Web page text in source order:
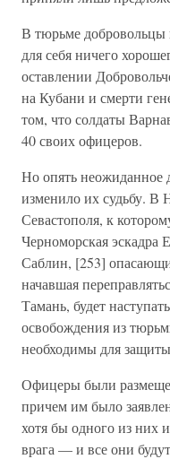
В тюрьме добровольцы
для себя ничего
оставлении
на Кубани и смерти
том, что солдаты
40 своих офицеров.
Но опять неожиданное
изменило их судьбу. В
Севастополя, к
Черноморская
Саблин, [253]
начавшая
Тамань, будет
освобождения из
необходимы для
Офицеры были
причем им было
хотя бы одного из них
врага — и все они